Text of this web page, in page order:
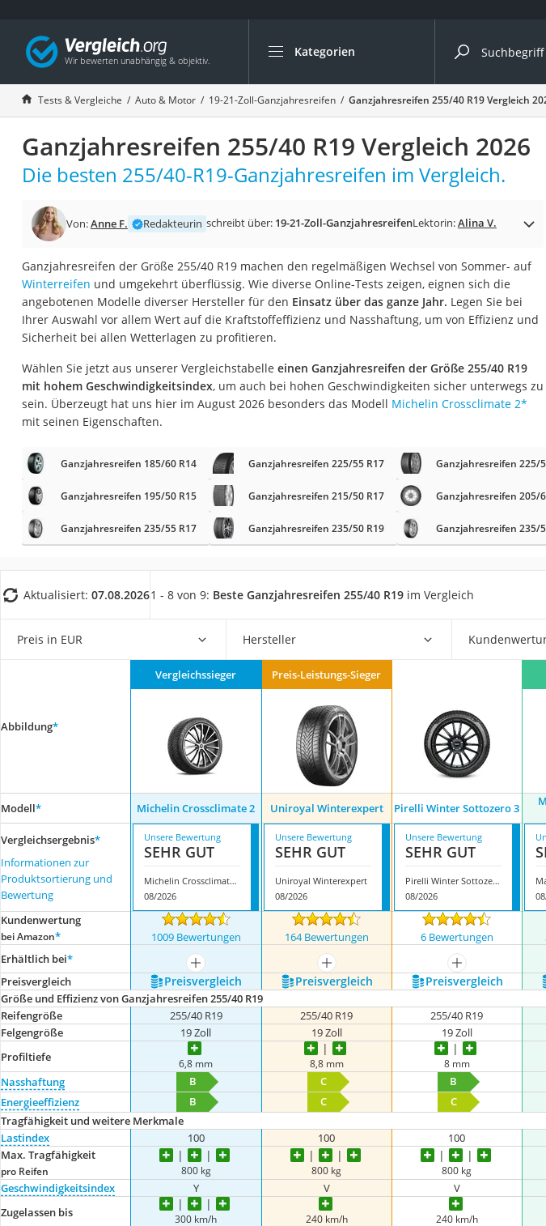
Kategorien
Die beliebtesten Vergleiche nach Kategorie
Auto & Motor
Fahrradträger-Anhängerkupplung (4 Fahrräder)
Fahrradträger
Fahrradträger (Anhängerkupplung)
Fahrradträger 3 Fahrräder
Benzinkanister (20 l)
Fahrradträger E-Bike
Benzinkanister
Marderschreck
AGM-Batterie Wohnmobil
Thule-Fahrradträger
Sommerreifen 205/55 R16
Starthilfe mit Kompressor
Alkoholtester
Wagenheber
Service
Tests & Vergleiche Auto & Motor 19-21-Zoll-Ganzjahresreifen Ganzjahresreifen 255/40 R19 Vergleich
Ganzjahresreifen 255/40 R19 Vergleich 2026
Die besten 255/40-R19-Ganzjahresreifen im Vergleich.
Von:Anne F. Redakteurin schreibt über: 19-21-Zoll-GanzjahresreifenLektorin:Alina V.
Ganzjahresreifen der Größe 255/40 R19 machen den regelmäßigen Wechsel von Sommer- auf
Winterreifen und umgekehrt überflüssig. Wie diverse Online-Tests zeigen, eignen sich die
angebotenen Modelle diverser Hersteller für den Einsatz über das ganze Jahr. Legen Sie bei
Ihrer Auswahl vor allem Wert auf die Kraftstoffeffizienz und Nasshaftung, um von Effizienz und
Sicherheit bei allen Wetterlagen zu profitieren.
Wählen Sie jetzt aus unserer Vergleichstabelle einen Ganzjahresreifen der Größe 255/40 R19
mit hohem Geschwindigkeitsindex, um auch bei hohen Geschwindigkeiten sicher unterwegs zu
sein. Überzeugt hat uns hier im August 2026 besonders das Modell Michelin Crossclimate 2*
mit seinen Eigenschaften.
Ganzjahresreifen 185/60 R14 Ganzjahresreifen 225/55 R17 Ganzjahresreifen 225/
Ganzjahresreifen 195/50 R15 Ganzjahresreifen 215/50 R17 Ganzjahresreifen 205/
Ganzjahresreifen 235/55 R17 Ganzjahresreifen 235/50 R19 Ganzjahresreifen 235/
Aktualisiert: 07.08.20261 - 8 von 9: Beste Ganzjahresreifen 255/40 R19 im Vergleich
Preis in EUR Hersteller
Abbildung*
Vergleichssieger Preis-Leistungs-Sieger
Modell* Michelin Crossclimate 2 Uniroyal Winterexpert Pirelli Winter Sottozero 3
Vergleichsergebnis*
Informationen zur
Produktsortierung und
Bewertung
Unsere Bewertung
SEHR GUT
Michelin Crossclimate 2
08/2026
Unsere Bewertung
SEHR GUT
Uniroyal Winterexpert
08/2026
Unsere Bewertung
SEHR GUT
Pirelli Winter Sottozero 3
08/2026
Kundenwertung
bei Amazon* 1009 Bewertungen 164 Bewertungen 6 Bewertungen
Erhältlich bei*
mehr anzeigen mehr anzeigen mehr anzeigen
Preis­vergleich
Preis­vergleich Preis­vergleich Preis­vergleich
Größe und Effizienz von Ganzjahresreifen 255/40 R19
Reifengröße
255/40 R19 255/40 R19 255/40 R19
Felgengröße
19 Zoll 19 Zoll 19 Zoll
Profiltiefe
6,8 mm 8,8 mm 8 mm
Nasshaftung B C B
Energieeffizienz
B C C
Tragfähigkeit und weitere Merkmale
Lastindex
100 100 100
Max. Tragfähigkeit
pro Reifen 800 kg 800 kg 800 kg
Geschwindigkeitsindex Y V V
Zugelassen bis
300 km/h 240 km/h 240 km/h